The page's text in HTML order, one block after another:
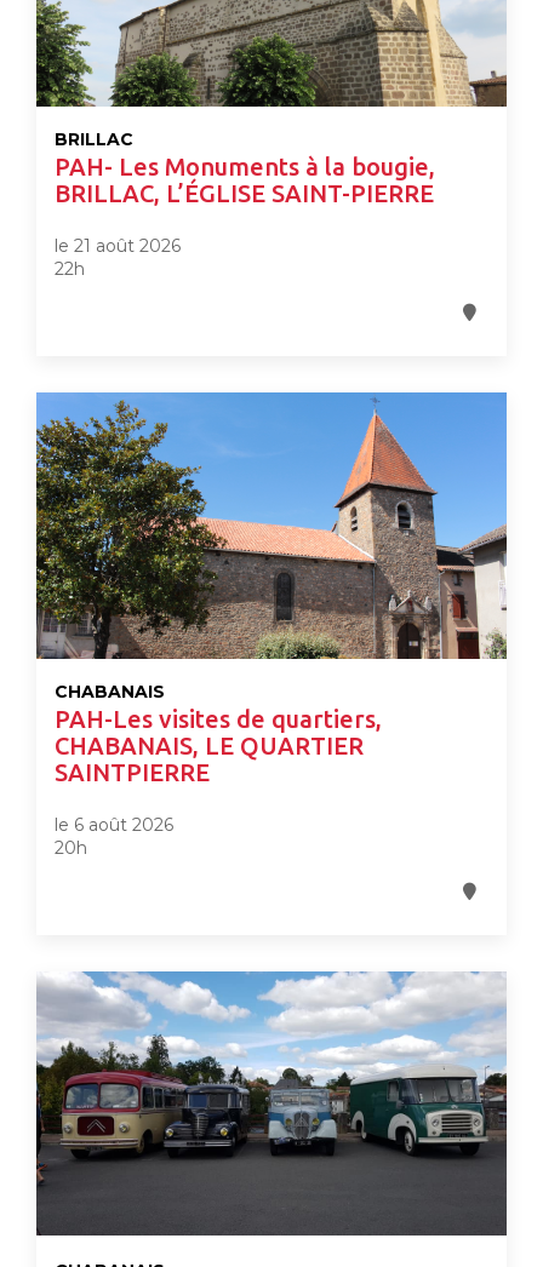
BRILLAC
PAH- Les Monuments à la bougie,
BRILLAC, L’ÉGLISE SAINT-PIERRE
le 21 août 2026
22h
CHABANAIS
PAH-Les visites de quartiers,
CHABANAIS, LE QUARTIER
SAINTPIERRE
le 6 août 2026
20h